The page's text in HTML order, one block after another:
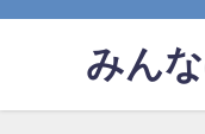
みん